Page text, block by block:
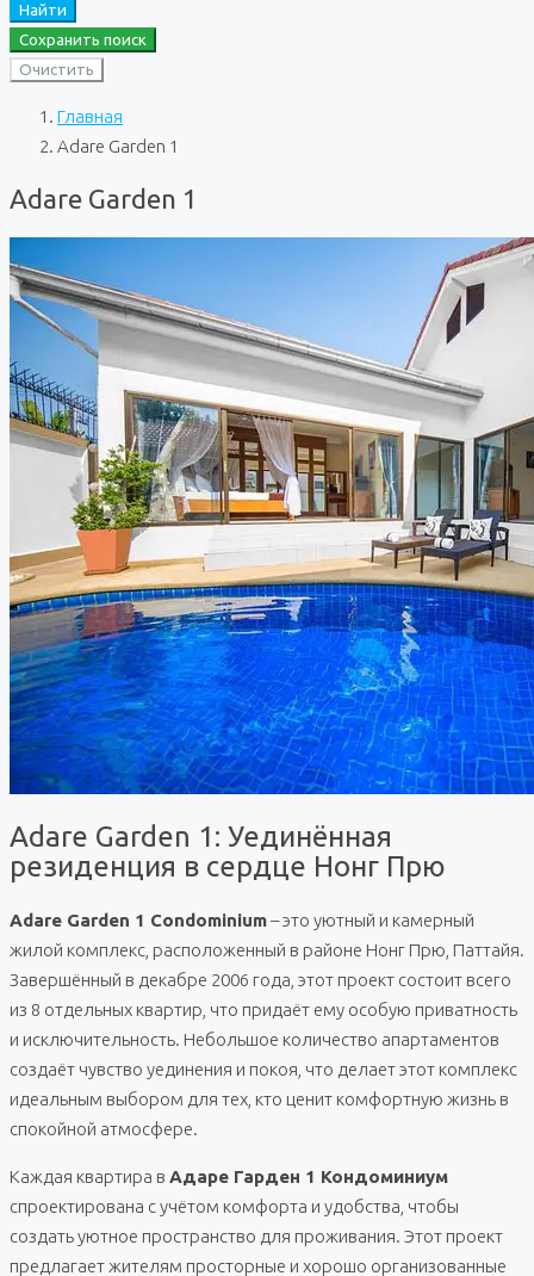
Найти
Сохранить поиск
Очистить
Главная
Adare Garden 1
Adare Garden 1
Adare Garden 1: Уединённая
резиденция в сердце Нонг Прю
Adare Garden 1 Condominium– это уютный и камерный
жилой комплекс, расположенный в районе Нонг Прю, Паттайя.
Завершённый в декабре 2006 года, этот проект состоит всего
из 8 отдельных квартир, что придаёт ему особую приватность
и исключительность. Небольшое количество апартаментов
создаёт чувство уединения и покоя, что делает этот комплекс
идеальным выбором для тех, кто ценит комфортную жизнь в
спокойной атмосфере.
Каждая квартира в Адаре Гарден 1 Кондоминиум
спроектирована с учётом комфорта и удобства, чтобы
создать уютное пространство для проживания. Этот проект
предлагает жителям просторные и хорошо организованные